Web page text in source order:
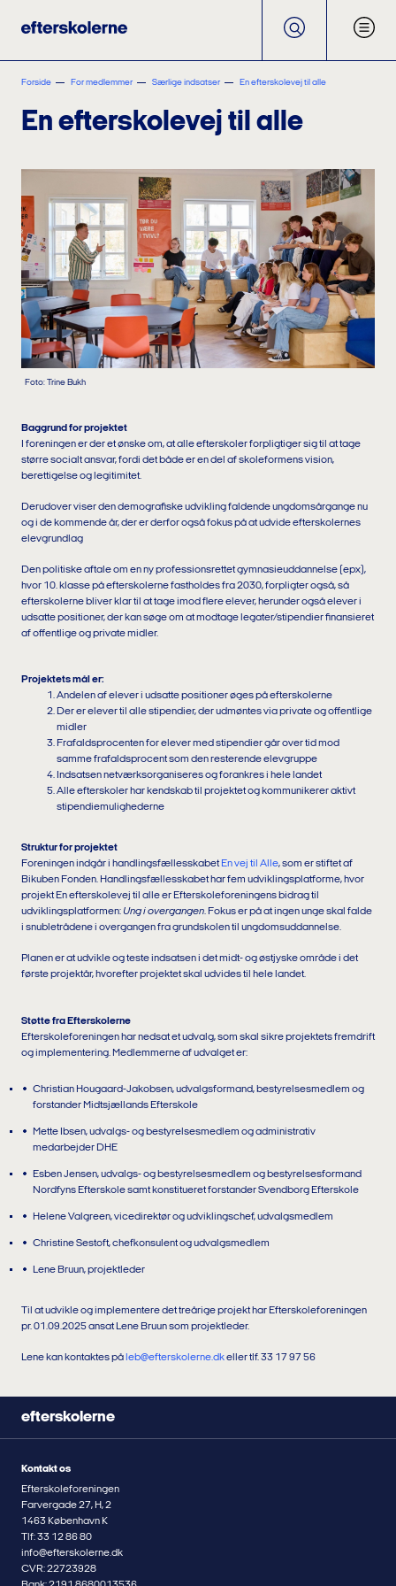
Forside For medlemmer Særlige indsatser En efterskolevej til alle
En efterskolevej til alle
Foto: Trine Bukh
Baggrund for projektet
I foreningen er der et ønske om, at alle efterskoler forpligtiger sig til at tage
større socialt ansvar, fordi det både er en del af skoleformens vision,
berettigelse og legitimitet.
Derudover viser den demografiske udvikling faldende ungdomsårgange nu
og i de kommende år, der er derfor også fokus på at udvide efterskolernes
elevgrundlag
Den politiske aftale om en ny professionsrettet gymnasieuddannelse (epx),
hvor 10. klasse på efterskolerne fastholdes fra 2030, forpligter også, så
efterskolerne bliver klar til at tage imod flere elever, herunder også elever i
udsatte positioner, der kan søge om at modtage legater/stipendier finansieret
af offentlige og private midler.
Projektets mål er:
Andelen af elever i udsatte positioner øges på efterskolerne
Der er elever til alle stipendier, der udmøntes via private og offentlige
midler
Frafaldsprocenten for elever med stipendier går over tid mod
samme frafaldsprocent som den resterende elevgruppe
Indsatsen netværksorganiseres og forankres i hele landet
Alle efterskoler har kendskab til projektet og kommunikerer aktivt
stipendiemulighederne
Struktur for projektet
Foreningen indgår i handlingsfællesskabet En vej til Alle, som er stiftet af
Bikuben Fonden. Handlingsfællesskabet har fem udviklingsplatforme, hvor
projekt En efterskolevej til alle er Efterskoleforeningens bidrag til
udviklingsplatformen:Ung i overgangen. Fokus er på at ingen unge skal falde
i snubletrådene i overgangen fra grundskolen til ungdomsuddannelse.
Planen er at udvikle og teste indsatsen i det midt- og østjyske område i det
første projektår, hvorefter projektet skal udvides til hele landet.
Støtte fra Efterskolerne
Efterskoleforeningen har nedsat et udvalg, som skal sikre projektets fremdrift
og implementering. Medlemmerne af udvalget er:
Christian Hougaard-Jakobsen, udvalgsformand, bestyrelsesmedlem og
forstander Midtsjællands Efterskole
Mette Ibsen, udvalgs- og bestyrelsesmedlem og administrativ
medarbejder DHE
Esben Jensen, udvalgs- og bestyrelsesmedlem og bestyrelsesformand
Nordfyns Efterskole samt konstitueret forstander Svendborg Efterskole
Helene Valgreen, vicedirektør og udviklingschef, udvalgsmedlem
Christine Sestoft, chefkonsulent og udvalgsmedlem
Lene Bruun, projektleder
Til at udvikle og implementere det treårige projekt har Efterskoleforeningen
pr. 01.09.2025 ansat Lene Bruun som projektleder.
Lene kan kontaktes på leb@efterskolerne.dkeller tlf. 33 17 97 56
efterskolerne
Kontakt os
Efterskoleforeningen
Farvergade 27, H, 2
1463 København K
Tlf: 33 12 86 80
info@efterskolerne.dk
CVR: 22723928